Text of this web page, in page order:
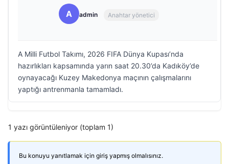
A admin Anahtar yönetici
A Milli Futbol Takımı, 2026 FIFA Dünya Kupası’nda
hazırlıkları kapsamında yarın saat 20.30’da Kadıköy’de
oynayacağı Kuzey Makedonya maçının çalışmalarını
yaptığı antrenmanla tamamladı.
1 yazı görüntüleniyor (toplam 1)
Bu konuyu yanıtlamak için giriş yapmış olmalısınız.